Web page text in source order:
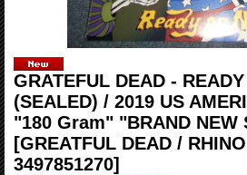
GRATEFUL DEAD -
(SEALED) / 2019 US
"180 Gram" "BRAND NEW
[GREATFUL DEAD /
3497851270]